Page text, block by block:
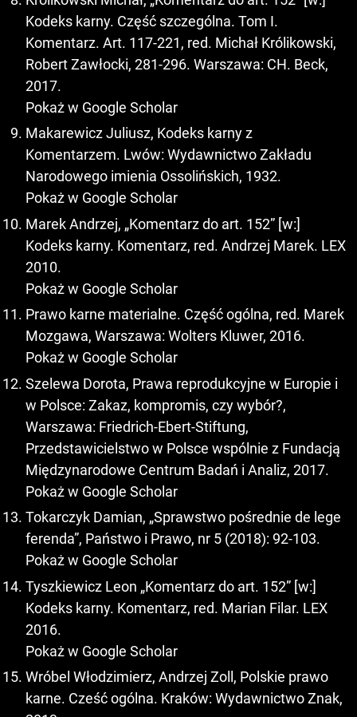
Kodeks karny. Część szczególna. Tom I.
Komentarz. Art. 117-221, red. Michał Królikowski,
Robert Zawłocki, 281-296. Warszawa: CH. Beck,
2017.
Pokaż w Google Scholar
Makarewicz Juliusz, Kodeks karny z
Komentarzem. Lwów: Wydawnictwo Zakładu
Narodowego imienia Ossolińskich, 1932.
Pokaż w Google Scholar
Marek Andrzej, „Komentarz do art. 152” [w:]
Kodeks karny. Komentarz, red. Andrzej Marek. LEX
2010.
Pokaż w Google Scholar
Prawo karne materialne. Część ogólna, red. Marek
Mozgawa, Warszawa: Wolters Kluwer, 2016.
Pokaż w Google Scholar
Szelewa Dorota, Prawa reprodukcyjne w Europie i
w Polsce: Zakaz, kompromis, czy wybór?,
Warszawa: Friedrich-Ebert-Stiftung,
Przedstawicielstwo w Polsce wspólnie z Fundacją
Międzynarodowe Centrum Badań i Analiz, 2017.
Pokaż w Google Scholar
Tokarczyk Damian, „Sprawstwo pośrednie de lege
ferenda”, Państwo i Prawo, nr 5 (2018): 92-103.
Pokaż w Google Scholar
Tyszkiewicz Leon „Komentarz do art. 152” [w:]
Kodeks karny. Komentarz, red. Marian Filar. LEX
2016.
Pokaż w Google Scholar
Wróbel Włodzimierz, Andrzej Zoll, Polskie prawo
karne. Cześć ogólna. Kraków: Wydawnictwo Znak,